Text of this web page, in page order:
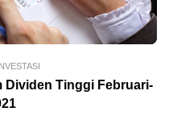
Dividen Tinggi Februari-